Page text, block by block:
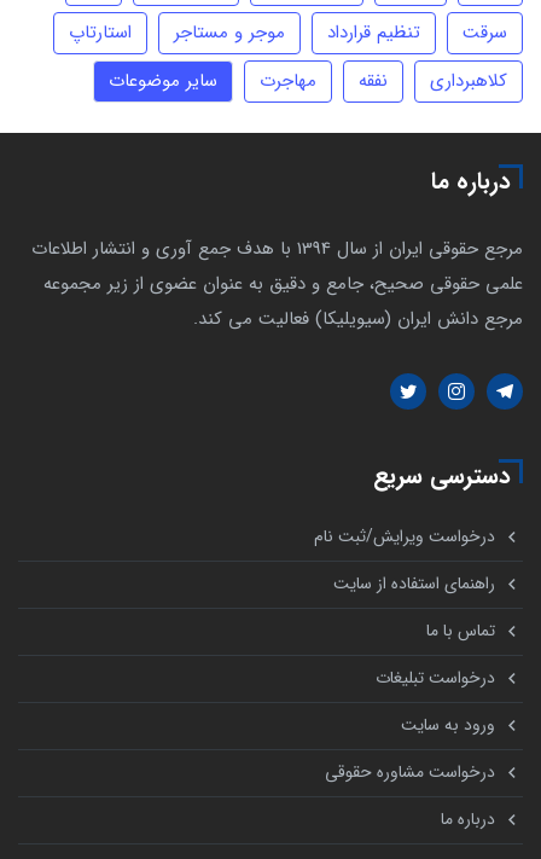
سرقت
تنظیم قرارداد موجر و مستاجر
استارتاپ
کلاهبرداری
نفقه مهاجرت سایر موضوعات
درباره ما
مرجع حقوقی ایران از سال 1394 با هدف جمع آوری و انتشار اطلاعات
علمی حقوقی صحیح، جامع و دقیق به عنوان عضوی از زیر مجموعه
مرجع دانش ایران (سیویلیکا) فعالیت می کند.
دسترسی سریع
درخواست ویرایش/ثبت نام
راهنمای استفاده از سایت
تماس با ما
درخواست تبلیغات
ورود به سایت
درخواست مشاوره حقوقی
درباره ما